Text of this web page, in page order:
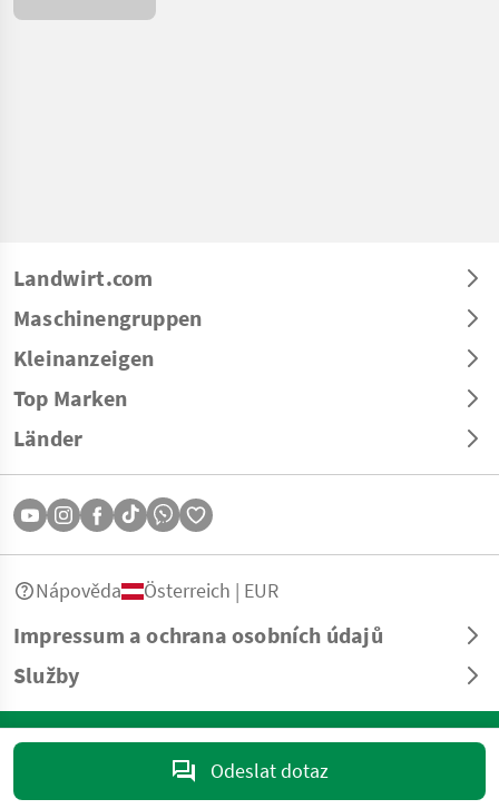
Odeslat dotaz
Landwirt.com
Maschinengruppen
Kleinanzeigen
Top Marken
Länder
Impressum a ochrana osobních údajů
Služby
Nápověda Österreich | EUR
© Copyright 2026 Landwirt.com GmbH Všechna práva vyhrazena. Veškeré
informace bez záruky – vyhrazeny tiskové a sazební chyby.